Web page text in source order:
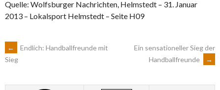
Quelle: Wolfsburger Nachrichten, Helmstedt – 31. Januar
2013 – Lokalsport Helmstedt – Seite H09
ARTIKEL-
NAVIGATION
←
Endlich: Handballfreunde mit
Sieg
Ein sensationeller Sieg der
Handballfreunde
→